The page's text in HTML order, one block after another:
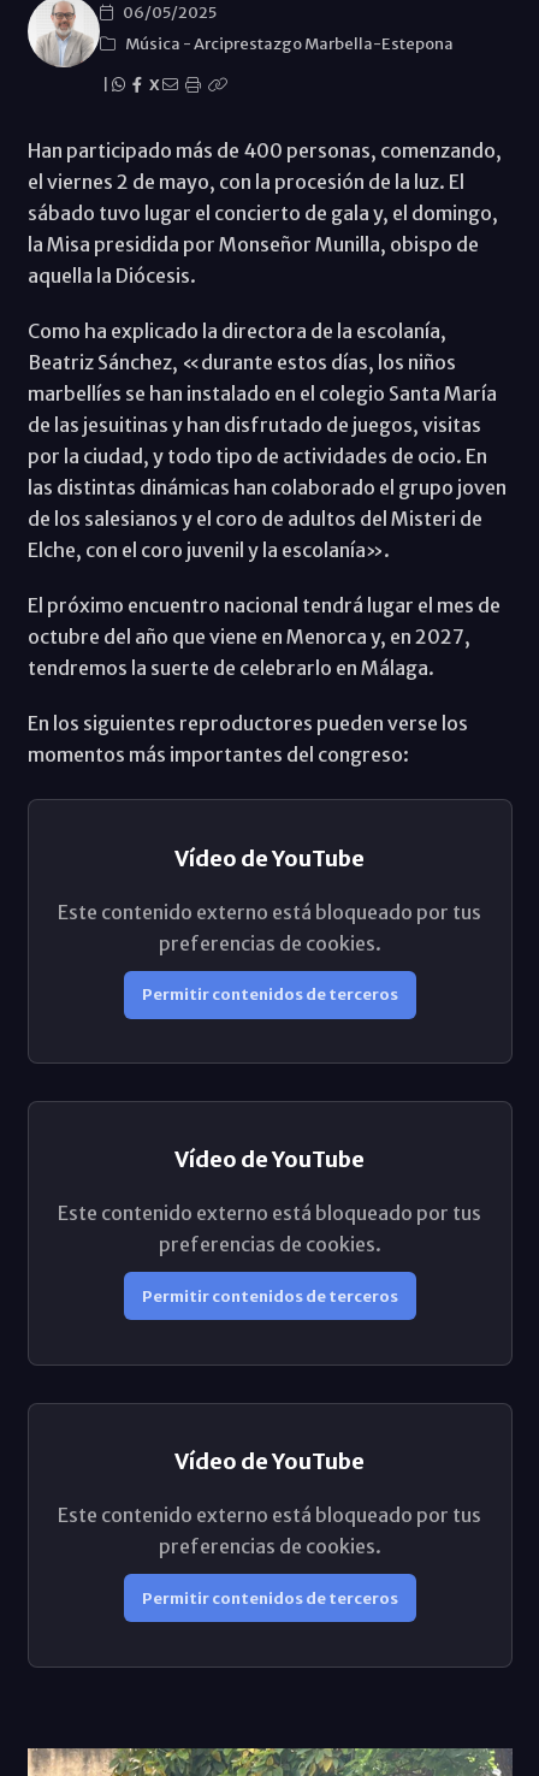
06/05/2025
Música -Arciprestazgo Marbella-Estepona
X
Han participado más de 400 personas, comenzando,
el viernes 2 de mayo, con la procesión de la luz. El
sábado tuvo lugar el concierto de gala y, el domingo,
la Misa presidida por Monseñor Munilla, obispo de
aquella la Diócesis.
Como ha explicado la directora de la escolanía,
Beatriz Sánchez, «durante estos días, los niños
marbellíes se han instalado en el colegio Santa María
de las jesuitinas y han disfrutado de juegos, visitas
por la ciudad, y todo tipo de actividades de ocio. En
las distintas dinámicas han colaborado el grupo joven
de los salesianos y el coro de adultos del Misteri de
Elche, con el coro juvenil y la escolanía».
El próximo encuentro nacional tendrá lugar el mes de
octubre del año que viene en Menorca y, en 2027,
tendremos la suerte de celebrarlo en Málaga.
En los siguientes reproductores pueden verse los
momentos más importantes del congreso:
Vídeo de YouTube
Este contenido externo está bloqueado por tus
preferencias de cookies.
Permitir contenidos de terceros
Vídeo de YouTube
Este contenido externo está bloqueado por tus
preferencias de cookies.
Permitir contenidos de terceros
Vídeo de YouTube
Este contenido externo está bloqueado por tus
preferencias de cookies.
Permitir contenidos de terceros